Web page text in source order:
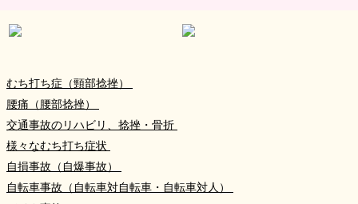
むち打ち症（頸部捻挫）
腰痛（腰部捻挫）
交通事故のリハビリ、捻挫・骨折
様々なむち打ち症状
自損事故（自爆事故）
自転車事故（自転車対自転車・自転車対人）